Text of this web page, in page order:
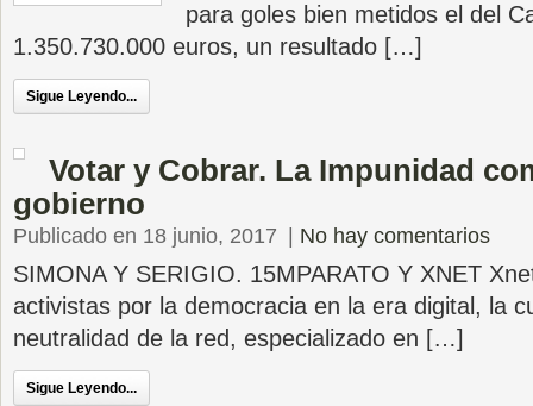
para goles bien metidos el del
1.350.730.000 euros, un resultado […]
Sigue Leyendo...
Votar y Cobrar. La Impunidad
gobierno
Publicado en 18 junio, 2017 No hay comentarios
SIMONA Y SERIGIO. 15MPARATO Y XNET
activistas por la democracia en la era digital, la
neutralidad de la red, especializado en […]
Sigue Leyendo...